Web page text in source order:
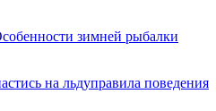
зимней рыбалки
на льдуправила поведения